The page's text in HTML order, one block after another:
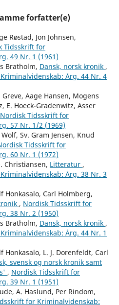
forfatter(e)
Røstad, Jon Johnsen,
Tidsskrift for
49 Nr. 1 (1961)
Bratholm, Dansk, norsk kronik ,
Årg. 44 Nr. 4
Greve, Aage Hansen, Mogens
E. Hoeck-Gradenwitz, Asser
Nordisk Tidsskrift for
57 Nr. 1/2 (1969)
Sv. Gram Jensen, Knud
Tidsskrift for
60 Nr. 1 (1972)
Christiansen, Litteratur ,
Årg. 38 Nr. 3
Honkasalo, Carl Holmberg,
, Nordisk Tidsskrift for
38 Nr. 2 (1950)
Bratholm, Dansk, norsk kronik ,
Årg. 44 Nr. 1
Honkasalo, L. J. Dorenfeldt, Carl
svensk og norsk kronik samt
, Nordisk Tidsskrift for
39 Nr. 1 (1951)
A. Haslund, Per Rindom,
for Kriminalvidenskab: